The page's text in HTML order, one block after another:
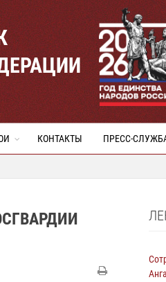
КОНТАКТЫ ПРЕСС-